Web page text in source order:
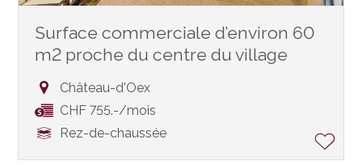
Surface commerciale d’environ 60
m2 proche du centre du village
Château-d'Oex
CHF 755.-/mois
Rez-de-chaussée